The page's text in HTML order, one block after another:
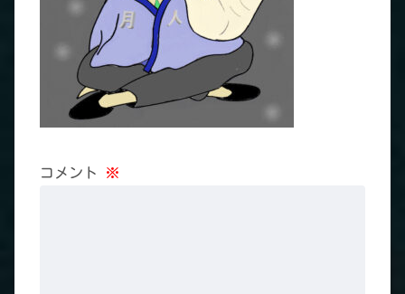
コメント ※